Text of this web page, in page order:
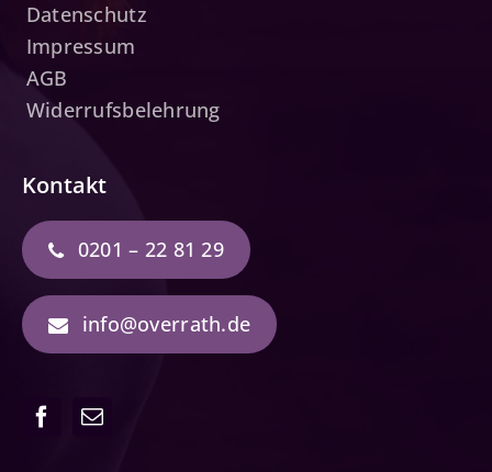
Kontakt
0201 – 22 81 29
info@overrath.de
Datenschutz
Impressum
AGB
Widerrufsbelehrung